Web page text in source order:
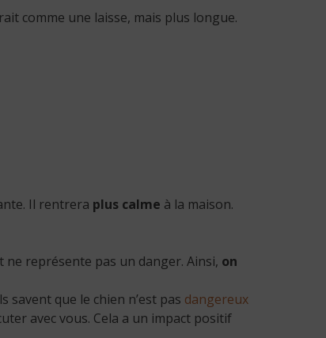
comme une laisse, mais plus longue.
Il rentrera plus calme à la maison.
ne représente pas un danger. Ainsi, on
que le chien n’est pas dangereux
avec vous. Cela a un impact positif